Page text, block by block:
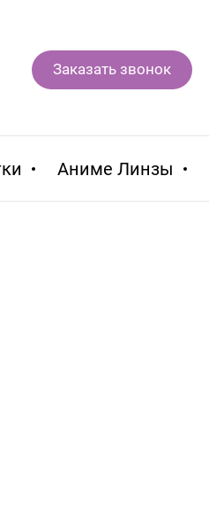
Заказать звонок
Аниме Линзы